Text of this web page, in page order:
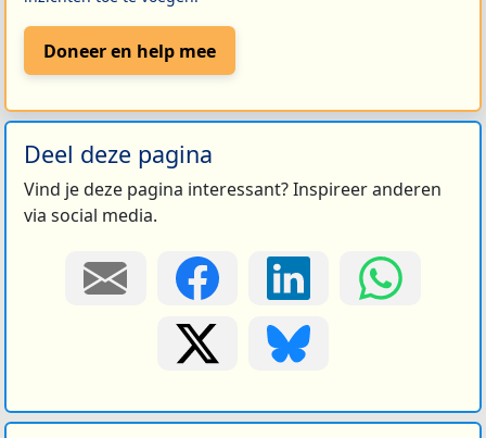
Doneer en help mee
Deel deze pagina
Vind je deze pagina interessant? Inspireer anderen
via social media.